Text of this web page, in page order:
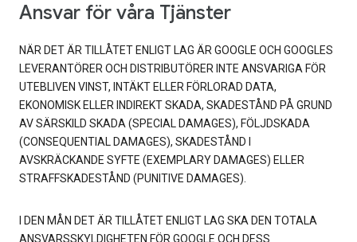
Ansvar för våra Tjänster
NÄR DET ÄR TILLÅTET ENLIGT LAG ÄR GOOGLE OCH GOOGLES
LEVERANTÖRER OCH DISTRIBUTÖRER INTE ANSVARIGA FÖR
UTEBLIVEN VINST, INTÄKT ELLER FÖRLORAD DATA,
EKONOMISK ELLER INDIREKT SKADA, SKADESTÅND PÅ GRUND
AV SÄRSKILD SKADA (SPECIAL DAMAGES), FÖLJDSKADA
(CONSEQUENTIAL DAMAGES), SKADESTÅND I
AVSKRÄCKANDE SYFTE (EXEMPLARY DAMAGES) ELLER
STRAFFSKADESTÅND (PUNITIVE DAMAGES).
I DEN MÅN DET ÄR TILLÅTET ENLIGT LAG SKA DEN TOTALA
ANSVARSSKYLDIGHETEN FÖR GOOGLE OCH DESS